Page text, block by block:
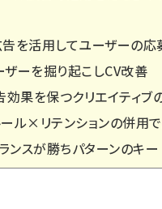
告を活用してユーザーの応
ザーを掘り起こしCV改善
果を保つクリエイティブ
ール×リテンションの併用
ンスが勝ちパターンのキー